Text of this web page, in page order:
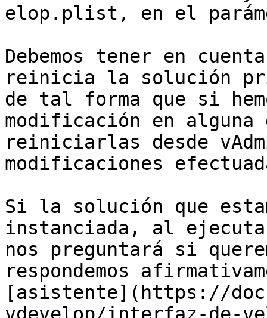
elop.plist, en el
Debemos tener en
reinicia la solución
de tal forma que si
modificación en alguna
reiniciarlas desde
modificaciones
Si la solución que
instanciada, al
nos preguntará si
respondemos
[asistente](https://